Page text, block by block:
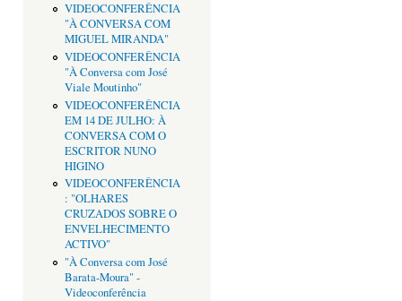
VIDEOCONFERÊNCIA
"À CONVERSA COM
MIGUEL MIRANDA"
VIDEOCONFERÊNCIA
"À Conversa com José
Viale Moutinho"
VIDEOCONFERÊNCIA
EM 14 DE JULHO: À
CONVERSA COM O
ESCRITOR NUNO
HIGINO
VIDEOCONFERÊNCIA
: "OLHARES
CRUZADOS SOBRE O
ENVELHECIMENTO
ACTIVO"
"À Conversa com José
Barata-Moura" -
Videoconferência